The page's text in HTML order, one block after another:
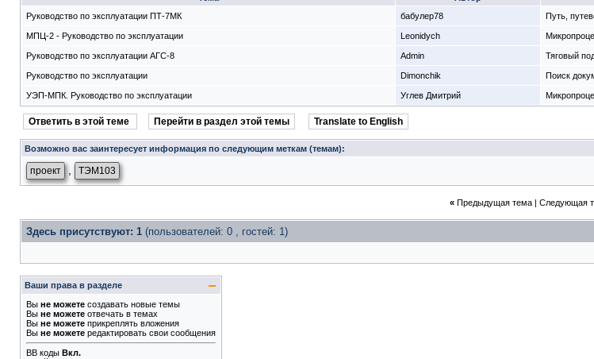
Руководство по эксплуатации ПТ-7МК
бабулер78 Путь,
МПЦ-2 - Руководство по эксплуатации Leonidych
Руководство по эксплуатации АГС-8 Admin Тяговый
Руководство по эксплуатации Dimonchik Поиск
УЭП-МПК. Руководство по эксплуатации Углев Дмитрий
Ответить в этой теме Перейти в раздел этой темы Translate to English
Возможно вас заинтересует информация по следующим меткам (темам):
проект ТЭМ103
« Предыдущая тема| Следующая
Здесь присутствуют: 1 (пользователей: 0 , гостей: 1)
Ваши права в разделе
Вы не можете создавать новые темы
Вы не можете отвечать в темах
Вы не можете прикреплять вложения
Вы не можете редактировать свои сообщения
BB коды Вкл.